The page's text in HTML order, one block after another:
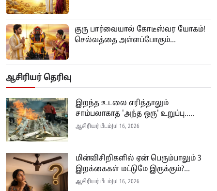
குரு பார்வையால் கோடீஸ்வர யோகம்!
செல்வத்தை அள்ளப்போகும்...
ஆசிரியர் தெரிவு
இறந்த உடலை எரித்தாலும்
சாம்பலாகாத 'அந்த ஒரு' உறுப்பு.....
ஆசிரியர் பீடம்Jul 16, 2026
மின்விசிறிகளில் ஏன் பெரும்பாலும் 3
இறக்கைகள் மட்டுமே இருக்கும்?...
ஆசிரியர் பீடம்Jul 16, 2026